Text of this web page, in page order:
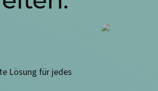
Lösung für jedes